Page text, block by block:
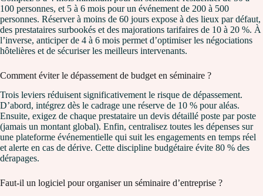
100 personnes, et 5 à 6 mois pour un événement de 200 à 500
personnes. Réserver à moins de 60 jours expose à des lieux par défaut,
des prestataires surbookés et des majorations tarifaires de 10 à 20 %. À
l’inverse, anticiper de 4 à 6 mois permet d’optimiser les négociations
hôtelières et de sécuriser les meilleurs intervenants.
Comment éviter le dépassement de budget en séminaire ?
Trois leviers réduisent significativement le risque de dépassement.
D’abord, intégrez dès le cadrage une réserve de 10 % pour aléas.
Ensuite, exigez de chaque prestataire un devis détaillé poste par poste
(jamais un montant global). Enfin, centralisez toutes les dépenses sur
une plateforme événementielle qui suit les engagements en temps réel
et alerte en cas de dérive. Cette discipline budgétaire évite 80 % des
dérapages.
Faut-il un logiciel pour organiser un séminaire d’entreprise ?